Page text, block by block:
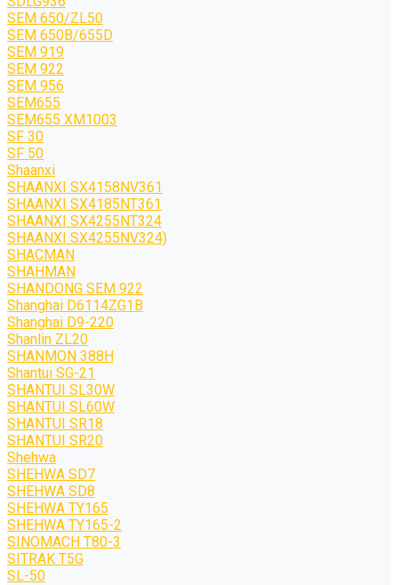
SEM 650/ZL50
SEM 650B/655D
SEM 919
SEM 922
SEM 956
SEM655
SEM655 XM1003
SF 30
SF 50
Shaanxi
SHAANXI SX4158NV361
SHAANXI SX4185NT361
SHAANXI SX4255NT324
SHAANXI SX4255NV324)
SHACMAN
SHAHMAN
SHANDONG SEM 922
Shanghai D6114ZG1B
Shanghai D9-220
Shanlin ZL20
SHANMON 388H
Shantui SG-21
SHANTUI SL30W
SHANTUI SL60W
SHANTUI SR18
SHANTUI SR20
Shehwa
SHEHWA SD7
SHEHWA SD8
SHEHWA TY165
SHEHWA TY165-2
SINOMACH T80-3
SITRAK T5G
SL-50